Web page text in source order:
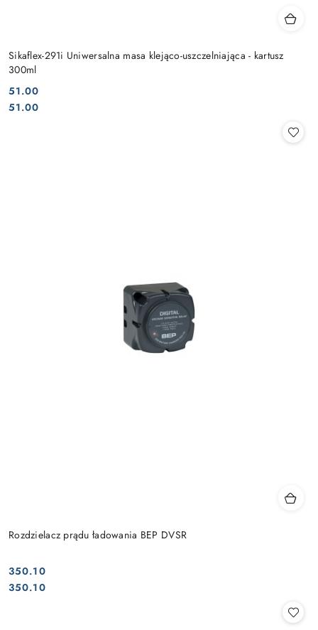
Sikaflex-291i Uniwersalna masa klejąco-uszczelniająca - kartusz
300ml
Cena:
51.00
Cena:
51.00
Rozdzielacz prądu ładowania BEP DVSR
Cena:
350.10
Cena:
350.10